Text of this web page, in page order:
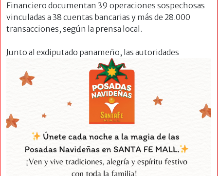
Financiero documentan 39 operaciones sospechosas
vinculadas a 38 cuentas bancarias y más de 28.000
transacciones, según la prensa local.
Junto al exdiputado panameño, las autoridades